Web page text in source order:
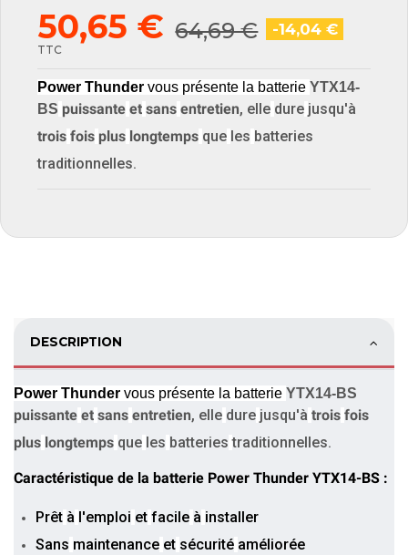
50,65 € 64,69 € -14,04 €
TTC
Power Thunder vous présente la batterie YTX14-
BS puissante et sans entretien, elle dure jusqu'à
trois fois plus longtemps que les batteries
traditionnelles.
DESCRIPTION
Power Thunder vous présente la batterie YTX14-BS
puissante et sans entretien, elle dure jusqu'à trois fois
plus longtemps que les batteries traditionnelles.
Caractéristique de la batterie Power Thunder YTX14-BS :
Prêt à l'emploi et facile à installer
Sans maintenance et sécurité améliorée